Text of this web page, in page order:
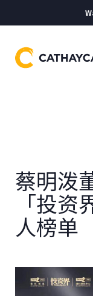
蔡明泼
「投
人榜单